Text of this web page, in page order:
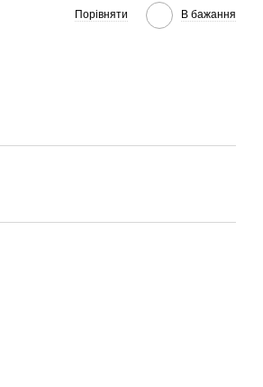
Порівняти В бажання